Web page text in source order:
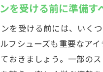
を受ける前に準備す
を受ける前には、いく
フシューズも重要なア
おきましょう。一部の